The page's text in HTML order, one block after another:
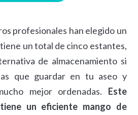
profesionales han elegido un
un total de cinco estantes,
de almacenamiento si
que guardar en tu aseo y
mejor ordenadas. Este
un eficiente mango de